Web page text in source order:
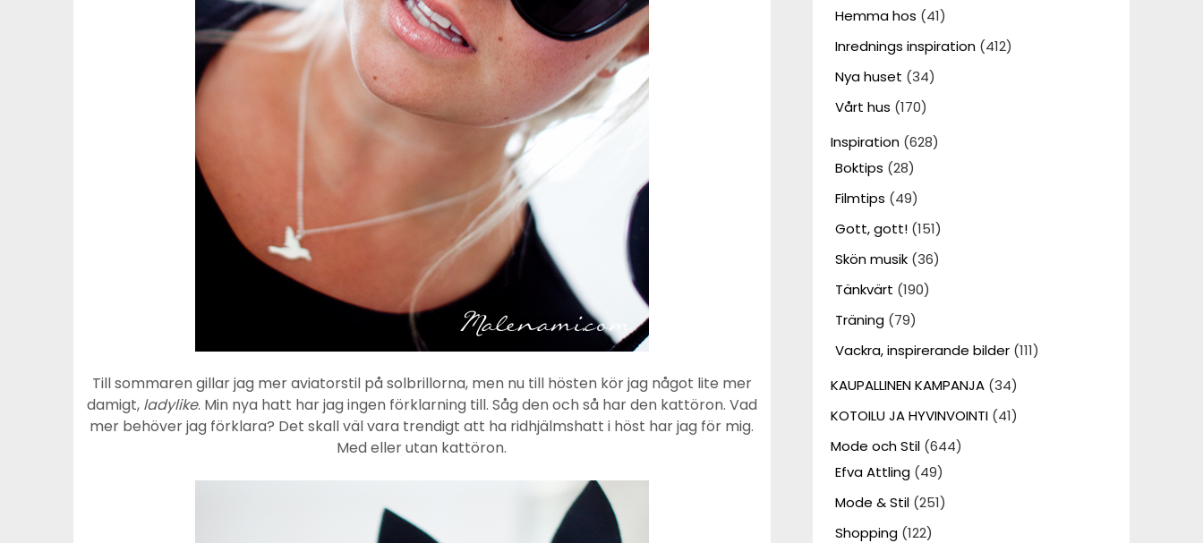
Till sommaren gillar jag mer aviatorstil på solbrillorna, men nu till hösten kör jag något lite mer
damigt, ladylike. Min nya hatt har jag ingen förklarning till. Såg den och så har den kattöron. Vad
mer behöver jag förklara? Det skall väl vara trendigt att ha ridhjälmshatt i höst har jag för mig.
Med eller utan kattöron.
Hemma hos (41)
Inrednings inspiration(412)
Nya huset (34)
Vårt hus (170)
Inspiration(628)
Boktips (28)
Filmtips (49)
Gott, gott!(151)
Skön musik(36)
Tänkvärt (190)
Träning(79)
Vackra, inspirerande bilder(111)
KAUPALLINEN KAMPANJA(34)
KOTOILU JA HYVINVOINTI(41)
Mode och Stil(644)
Efva Attling(49)
Mode & Stil(251)
Shopping(122)